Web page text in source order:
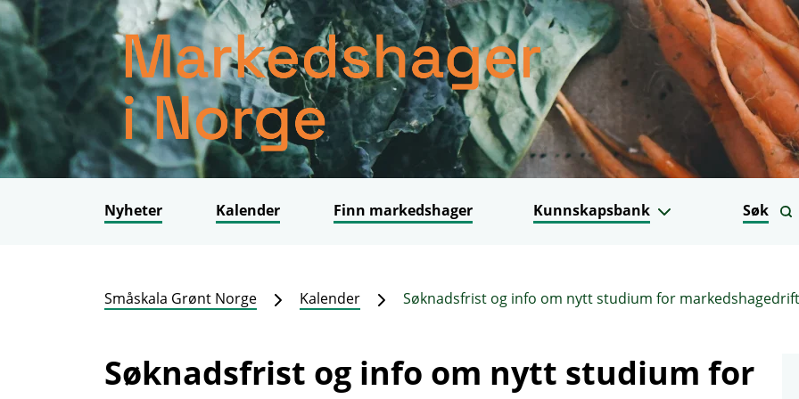
Nyheter Kalender Finn markedshager Kunnskapsbank Søk
Småskala Grønt Norge Kalender Søknadsfrist og info om nytt studium for markedshagedrift
Søknadsfrist og info om nytt studium for